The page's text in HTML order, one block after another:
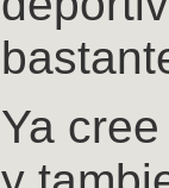
Ya